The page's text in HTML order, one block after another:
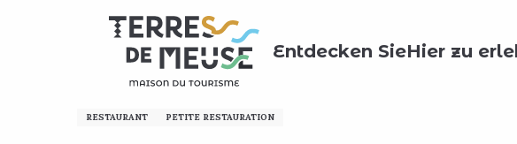
Entdecken SieHier zu
Home Meinen Aufenthalt vorbereiten
Le Panico
RESTAURANT PETITE RESTAURATION